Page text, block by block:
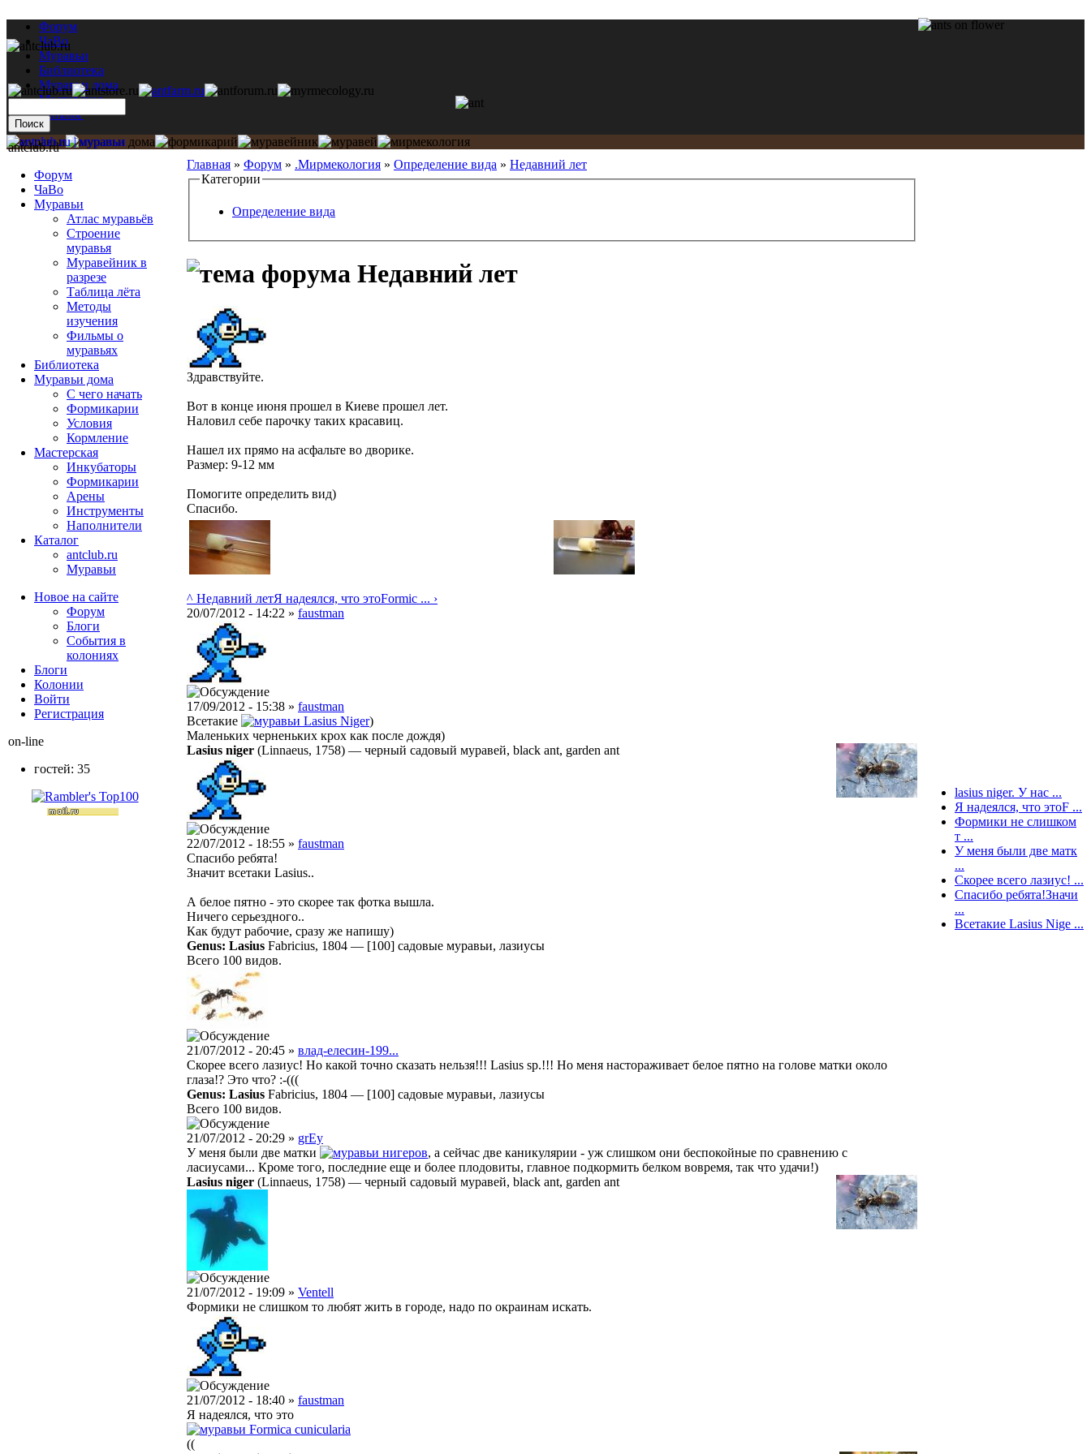
Форум
ЧаВо
Муравьи
Библиотека
Муравьи дома
Мастерская
Каталог
Главная » Форум » .Мирмекология » Определение вида » Недавний лет
Категории
Определение вида
Недавний лет
Здравствуйте.
Вот в конце июня прошел в Киеве прошел лет.
Наловил себе парочку таких красавиц.
Нашел их прямо на асфальте во дворике.
Размер: 9-12 мм
Помогите определить вид)
Спасибо.
^ Недавний летЯ надеялся, что этоFormic ... ›
20/07/2012 - 14:22 » faustman
17/09/2012 - 15:38 » faustman
Всетакие
Lasius Niger)
Маленьких черненьких крох как после дождя)
Lasius niger (Linnaeus, 1758) — черный садовый муравей, black ant, garden ant
22/07/2012 - 18:55 » faustman
Спасибо ребята!
Значит всетаки Lasius..
А белое пятно - это скорее так фотка вышла.
Ничего серьездного..
Как будут рабочие, сразу же напишу)
Genus: Lasius Fabricius, 1804 — [100] садовые муравьи, лазиусы
Всего 100 видов.
21/07/2012 - 20:45 » влад-елесин-199...
Скорее всего лазиус! Но какой точно сказать нельзя!!! Lasius sp.!!! Но меня настораживает белое пятно на голове матки около
глаза!? Это что? :-(((
Genus: Lasius Fabricius, 1804 — [100] садовые муравьи, лазиусы
Всего 100 видов.
21/07/2012 - 20:29 » grEy
У меня были две матки
нигеров, а сейчас две каникулярии - уж слишком они беспокойные по сравнению с
ласиусами... Кроме того, последние еще и более плодовиты, главное подкормить белком вовремя, так что удачи!)
Lasius niger (Linnaeus, 1758) — черный садовый муравей, black ant, garden ant
21/07/2012 - 19:09 » Ventell
Формики не слишком то любят жить в городе, надо по окраинам искать.
21/07/2012 - 18:40 » faustman
Я надеялся, что это
Formica cunicularia
((
antclub.ru
Форум
ЧаВо
Муравьи
Атлас муравьёв
Строение
муравья
Муравейник в
разрезе
Таблица лёта
Методы
изучения
Фильмы о
муравьях
Библиотека
Муравьи дома
С чего начать
Формикарии
Условия
Кормление
Мастерская
Инкубаторы
Формикарии
Арены
Инструменты
Наполнители
Каталог
antclub.ru
Муравьи
Новое на сайте
Форум
Блоги
События в
колониях
Блоги
Колонии
Войти
Peгиcтpaция
on-line
гостей: 35
lasius niger. У нас ...
Я надеялся, что этоF ...
Формики не слишком
т ...
У меня были две матк
...
Скорее всего лазиус! ...
Спасибо ребята!Значи
...
Всетакие Lasius Nige ...